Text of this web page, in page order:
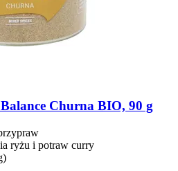
Churna BIO, 90 g
ryżu i potraw curry